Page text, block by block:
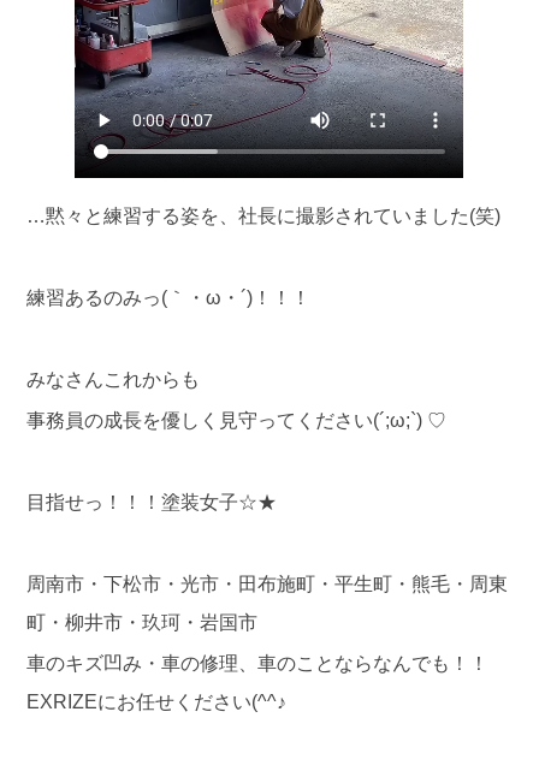
…黙々と練習する姿を、社長に撮影されていました(笑)
練習あるのみっ(｀・ω・´)！！！
みなさんこれからも
事務員の成長を優しく見守ってください(´;ω;`) ♡
目指せっ！！！塗装女子☆★
周南市・下松市・光市・田布施町・平生町・熊毛・周東
町・柳井市・玖珂・岩国市
車のキズ凹み・車の修理、車のことならなんでも！！
EXRIZEにお任せください(^^♪